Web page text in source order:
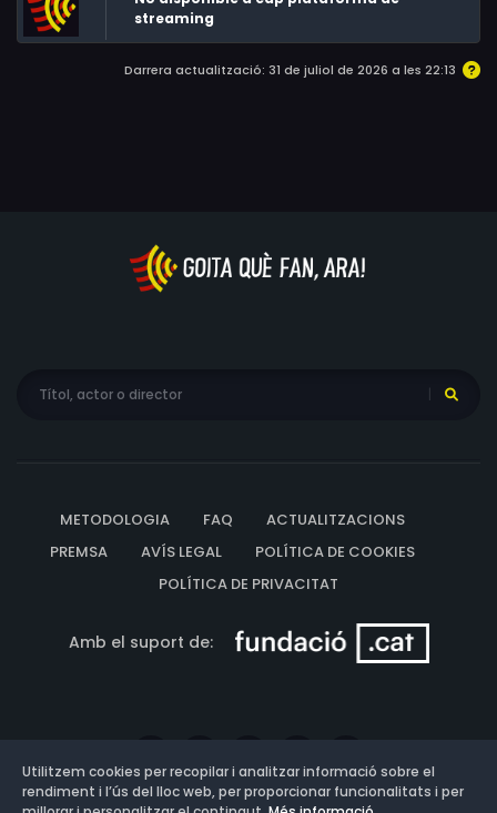
Jarque, Marisol López, Miquel Bordoy
streaming
Darrera actualització: 31 de juliol de 2026 a les 22:13
METODOLOGIA FAQ
ACTUALITZACIONS
PREMSA
AVÍS LEGAL
POLÍTICA DE COOKIES
POLÍTICA DE PRIVACITAT
Amb el suport de:
Utilitzem cookies per recopilar i analitzar informació sobre el
rendiment i l’ús del lloc web, per proporcionar funcionalitats i per